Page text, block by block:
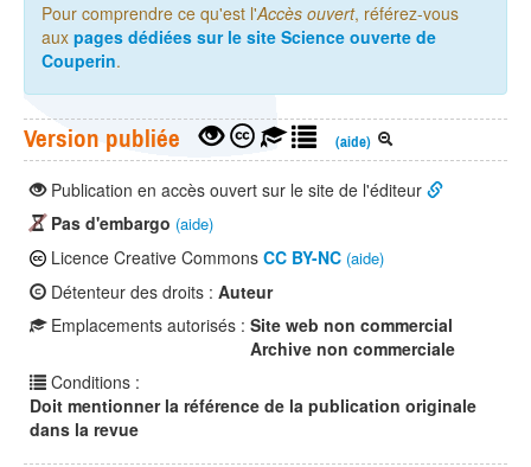
Pour comprendre ce qu'est l'Accès ouvert, référez-vous
aux pages dédiées sur le site Science ouverte de
Couperin.
Version publiée (aide)
Publication en accès ouvert sur le site de l'éditeur
Pas d'embargo (aide)
Licence Creative Commons CC BY-NC (aide)
Détenteur des droits : Auteur
Emplacements autorisés : Site web non commercial
Archive non commerciale
Conditions :
Doit mentionner la référence de la publication originale
dans la revue